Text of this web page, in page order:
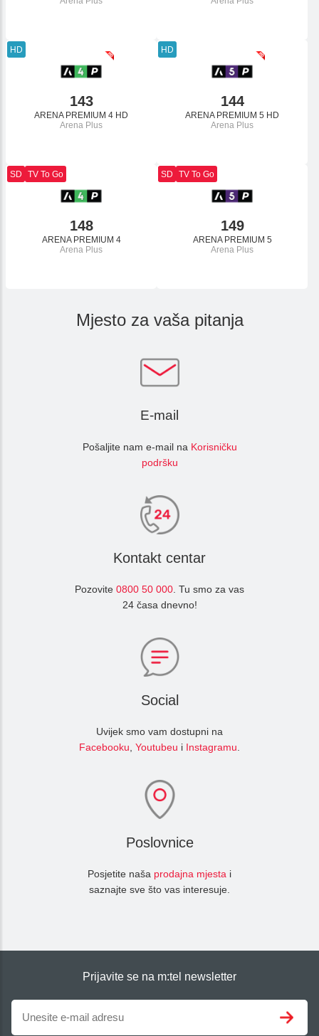
HD
143
ARENA PREMIUM 4 HD
Arena Plus
HD
144
ARENA PREMIUM 5 HD
Arena Plus
SD TV To Go
148
ARENA PREMIUM 4
Arena Plus
SD TV To Go
149
ARENA PREMIUM 5
Arena Plus
Mjesto za vaša pitanja
E-mail
Pošaljite nam e-mail na Korisničku
podršku
Kontakt centar
Pozovite 0800 50 000 . Tu smo za vas
24 časa dnevno!
Social
Uvijek smo vam dostupni na
Facebooku Youtubeu i Instagramu
Poslovnice
Posjetite naša prodajna mjesta i
saznajte sve što vas interesuje.
Prijavite se na m:tel newsletter